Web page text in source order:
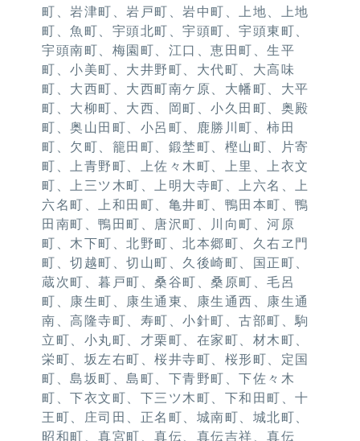
町、岩津町、岩戸町、岩中町、上地、上地
町、魚町、宇頭北町、宇頭町、宇頭東町、
宇頭南町、梅園町、江口、恵田町、生平
町、小美町、大井野町、大代町、大高味
町、大西町、大西町南ケ原、大幡町、大平
町、大柳町、大西、岡町、小久田町、奥殿
町、奥山田町、小呂町、鹿勝川町、柿田
町、欠町、籠田町、鍛埜町、樫山町、片寄
町、上青野町、上佐々木町、上里、上衣文
町、上三ツ木町、上明大寺町、上六名、上
六名町、上和田町、亀井町、鴨田本町、鴨
田南町、鴨田町、唐沢町、川向町、河原
町、木下町、北野町、北本郷町、久右ヱ門
町、切越町、切山町、久後崎町、国正町、
蔵次町、暮戸町、桑谷町、桑原町、毛呂
町、康生町、康生通東、康生通西、康生通
南、高隆寺町、寿町、小針町、古部町、駒
立町、小丸町、才栗町、在家町、材木町、
栄町、坂左右町、桜井寺町、桜形町、定国
町、島坂町、島町、下青野町、下佐々木
町、下衣文町、下三ツ木町、下和田町、十
王町、庄司田、正名町、城南町、城北町、
昭和町、真宮町、真伝、真伝吉祥、真伝